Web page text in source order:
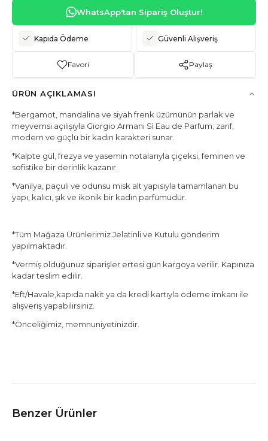
WhatsApp'tan Sipariş Oluştur!
Kapıda Ödeme Güvenli Alışveriş
Favori Paylaş
ÜRÜN AÇIKLAMASI
*Bergamot, mandalina ve siyah frenk üzümünün parlak ve
meyvemsi açılışıyla Giorgio Armani Sì Eau de Parfum; zarif,
modern ve güçlü bir kadın karakteri sunar.
*Kalpte gül, frezya ve yasemin notalarıyla çiçeksi, feminen ve
sofistike bir derinlik kazanır.
*Vanilya, paçuli ve odunsu misk alt yapısıyla tamamlanan bu
yapı, kalıcı, şık ve ikonik bir kadın parfümüdür.
*Tüm Mağaza Ürünlerimiz Jelatinli ve Kutulu gönderim
yapılmaktadır.
*Vermiş olduğunuz siparişler ertesi gün kargoya verilir. Kapınıza
kadar teslim edilir.
*Eft/Havale,kapıda nakit ya da kredi kartıyla ödeme imkanı ile
alışveriş yapabilirsiniz.
*Önceliğimiz, memnuniyetinizdir.
Benzer Ürünler